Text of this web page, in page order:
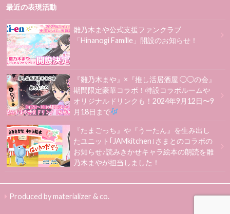
最近の表現活動
雛乃木まや公式支援ファンクラブ
「Hinanogi Famille」開設のお知らせ！
『雛乃木まや』×『推し活居酒屋 ◯◯の会』
期間限定豪華コラボ！特設コラボルームや
オリジナルドリンクも！2024年9月12日〜9
月18日まで
『たまごっち』や『うーたん』を生み出し
たユニット｢JAMkitchen｣さまとのコラボの
お知らせ♪読みきかせキャラ絵本の朗読を雛
乃木まやが担当しました！
Produced by materializer & co.